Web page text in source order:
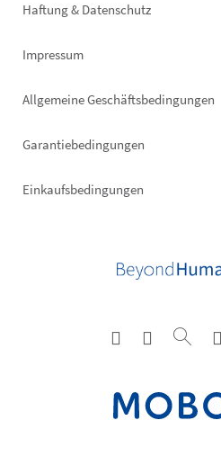
Haftung & Datenschutz
Impressum
Allgemeine Geschäftsbedingungen
Garantiebedingungen
Einkaufsbedingungen